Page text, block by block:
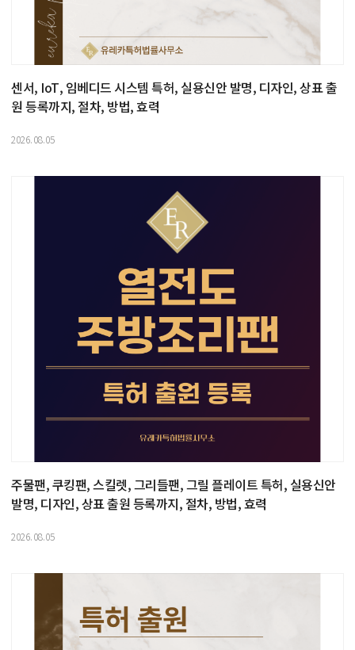
센서, IoT, 임베디드 시스템 특허, 실용신안 발명, 디자인, 상표 출
원 등록까지, 절차, 방법, 효력
2026.08.05
주물팬, 쿠킹팬, 스킬렛, 그리들팬, 그릴 플레이트 특허, 실용신안
발명, 디자인, 상표 출원 등록까지, 절차, 방법, 효력
2026.08.05